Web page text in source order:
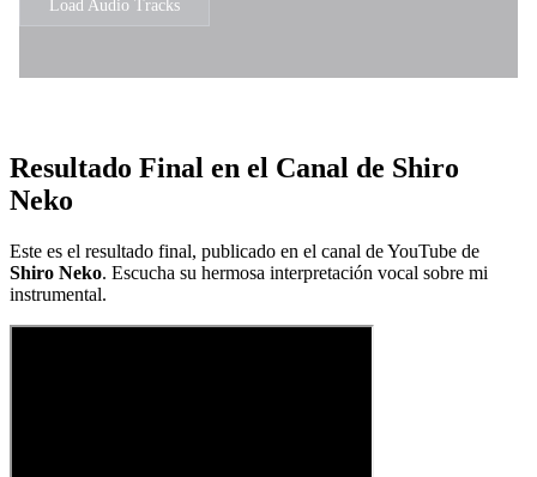
Resultado Final en el Canal de Shiro
Neko
Este es el resultado final, publicado en el canal de YouTube de
Shiro Neko. Escucha su hermosa interpretación vocal sobre mi
instrumental.